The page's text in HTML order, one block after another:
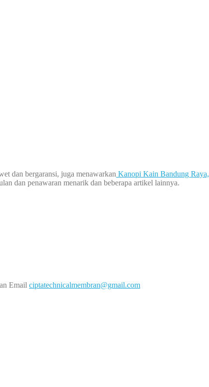
dan bergaransi, juga menawarkan Kanopi Kain Bandung Raya,
dan penawaran menarik dan beberapa artikel lainnya.
Email ciptatechnicalmembran@gmail.com